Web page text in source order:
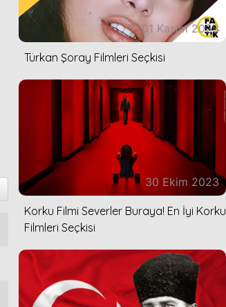
01 Kasım 2023
Türkan Şoray Filmleri Seçkisi
30 Ekim 2023
Korku Filmi Severler Buraya! En İyi Korku
Filmleri Seçkisi